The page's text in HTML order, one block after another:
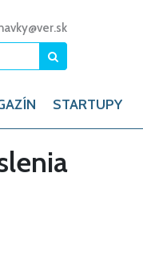
STARTUPY